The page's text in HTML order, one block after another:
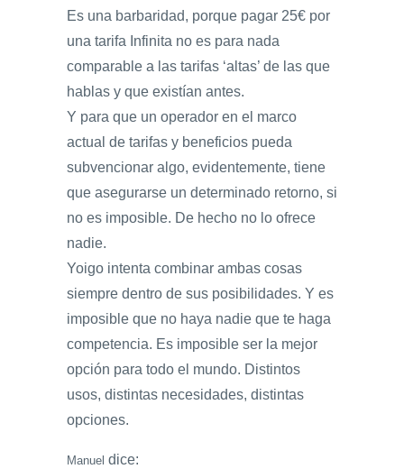
Es una barbaridad, porque pagar 25€ por
una tarifa Infinita no es para nada
comparable a las tarifas ‘altas’ de las que
hablas y que existían antes.
Y para que un operador en el marco
actual de tarifas y beneficios pueda
subvencionar algo, evidentemente, tiene
que asegurarse un determinado retorno, si
no es imposible. De hecho no lo ofrece
nadie.
Yoigo intenta combinar ambas cosas
siempre dentro de sus posibilidades. Y es
imposible que no haya nadie que te haga
competencia. Es imposible ser la mejor
opción para todo el mundo. Distintos
usos, distintas necesidades, distintas
opciones.
Manuel dice: